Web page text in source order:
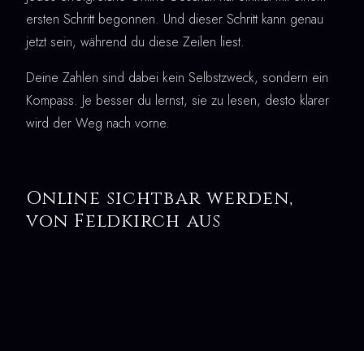
ersten Schritt begonnen. Und dieser Schritt kann genau
jetzt sein, während du diese Zeilen liest.
Deine Zahlen sind dabei kein Selbstzweck, sondern ein
Kompass. Je besser du lernst, sie zu lesen, desto klarer
wird der Weg nach vorne.
Online sichtbar werden,
von Feldkirch aus